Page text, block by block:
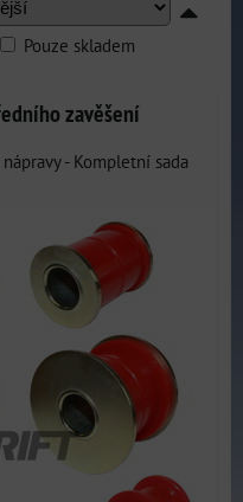
Pouze skladem
zavěšení
- Kompletní sada